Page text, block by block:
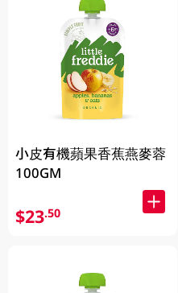
小皮有機蘋果香蕉燕麥蓉
100GM
$23.50